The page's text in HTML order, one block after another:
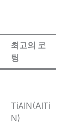
최고의 코
팅
TiAlN(AlTi
N)